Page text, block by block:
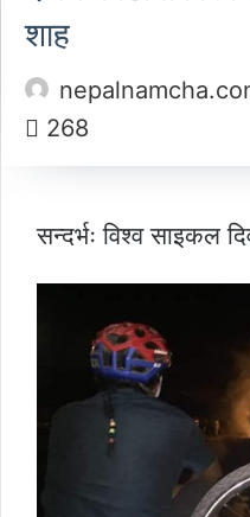
शाह
268
सन्दर्भः विश्व साइकल